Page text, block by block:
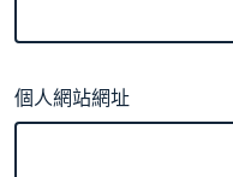
個人網站網址